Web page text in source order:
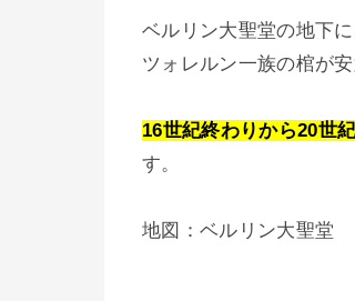
ベルリン大聖堂の地下
ツォレルン一族の棺が安
16世紀終わりから20世
す。
地図：ベルリン大聖堂